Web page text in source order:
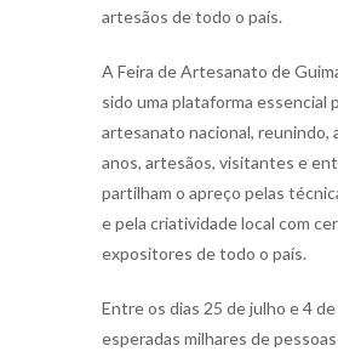
artesãos de todo o país.
A Feira de Artesanato de
sido uma plataforma essencial
artesanato nacional, reunindo,
anos, artesãos, visitantes e
partilham o apreço pelas
e pela criatividade local com
expositores de todo o país.
Entre os dias 25 de julho e 4
esperadas milhares de